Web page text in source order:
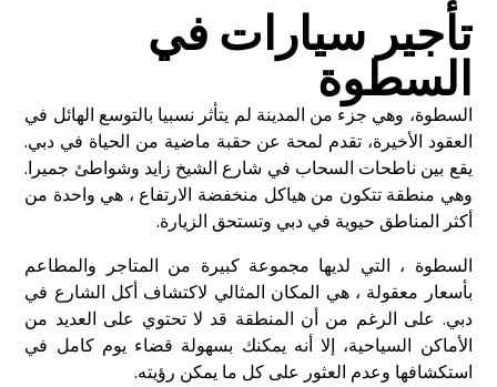
تأجير سيارات في
السطوة
السطوة، وهي جزء من المدينة لم يتأثر نسبيا بالتوسع الهائل في
العقود الأخيرة، تقدم لمحة عن حقبة ماضية من الحياة في دبي.
يقع بين ناطحات السحاب في شارع الشيخ زايد وشواطئ جميرا.
وهي منطقة تتكون من هياكل منخفضة الارتفاع ، هي واحدة من
أكثر المناطق حيوية في دبي وتستحق الزيارة.
السطوة ، التي لديها مجموعة كبيرة من المتاجر والمطاعم
بأسعار معقولة ، هي المكان المثالي لاكتشاف أكل الشارع في
دبي. على الرغم من أن المنطقة قد لا تحتوي على العديد من
الأماكن السياحية، إلا أنه يمكنك بسهولة قضاء يوم كامل في
استكشافها وعدم العثور على كل ما يمكن رؤيته.